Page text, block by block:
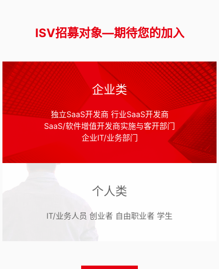
ISV招募对象—期待您的加入
企业类
独立SaaS开发商 行业SaaS开发商
SaaS/软件增值开发商实施与客开部门
企业IT/业务部门
个人类
IT/业务人员 创业者 自由职业者 学生